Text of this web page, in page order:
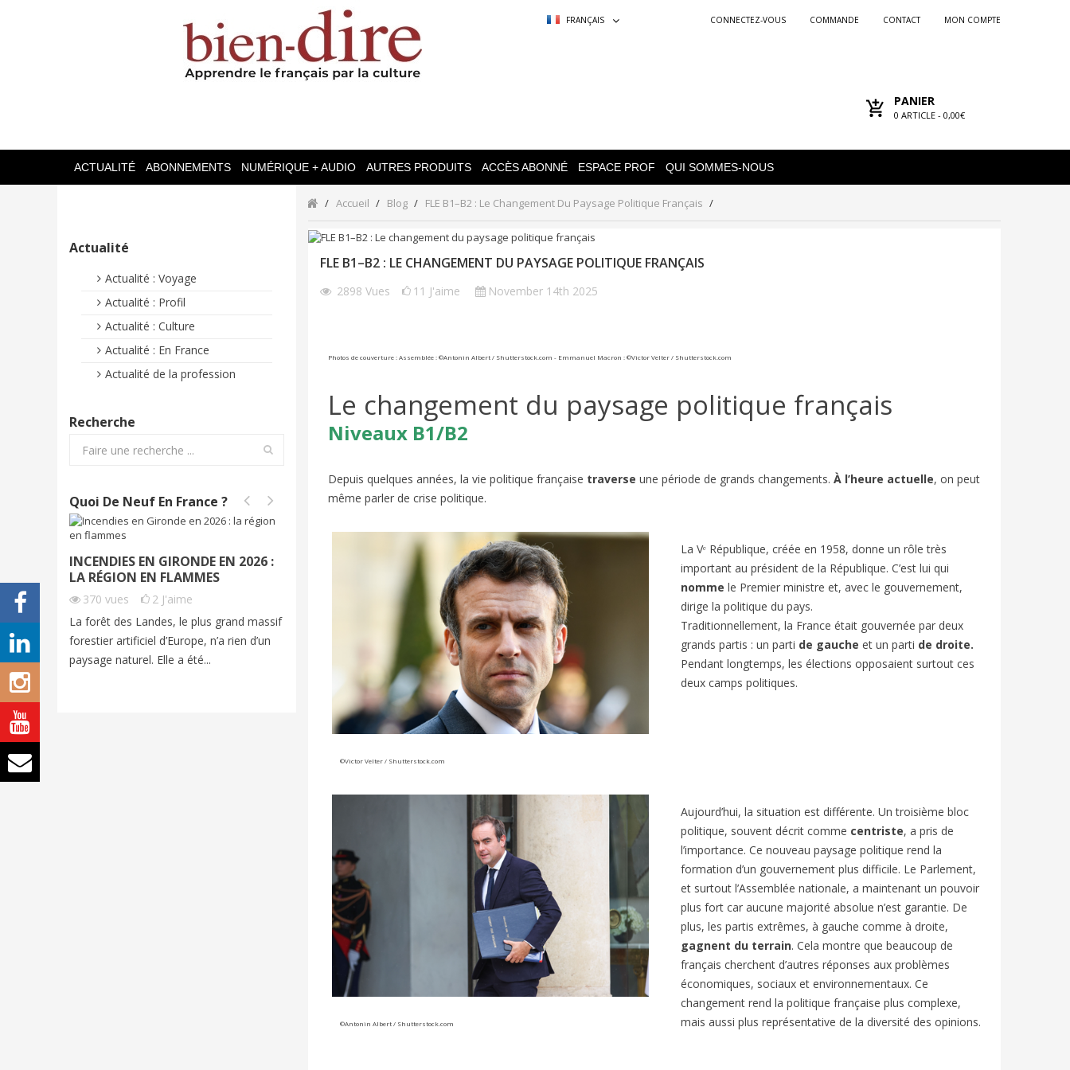
FRANÇAIS MON COMPTE
CONTACT
COMMANDE
CONNECTEZ-VOUS
PANIER
0 ARTICLE - 0,00€
ACTUALITÉ ABONNEMENTS NUMÉRIQUE + AUDIO AUTRES PRODUITS ACCÈS ABONNÉ ESPACE PROF QUI SOMMES-NOUS
Actualité
Actualité : Voyage
Actualité : Profil
Actualité : Culture
Actualité : En France
Actualité de la profession
Recherche
Quoi De Neuf En France ?
INCENDIES EN GIRONDE EN 2026 :
LA RÉGION EN FLAMMES
370 vues 2 J'aime
La forêt des Landes, le plus grand massif
forestier artificiel d’Europe, n’a rien d’un
paysage naturel. Elle a été...
INCENDIE DE FONTAINEBLEAU EN
2026 | FRANÇAIS B2/C1
J'aime
Cet été, la France subit des incendies
exceptionnels. Quand on pense aux
grands feux de forêt en France, on
BORMES-LES-MIMOSAS, VILLAGE
PRÉFÉRÉ DES FRANÇAIS 2026 | FLE
A2/B1
337
Connaissez-vous l’émission de télévision
‘Le Village Préféré des Français’ ? Elle est
animée par Stéphane Bern....
VACANCES D’ÉTÉ EN FRANCE : FLE
A2/B1 | BIEN-DIRE
J'aime
En France, le mois de juillet marque le
début des « grandes vacances » ou «
vacances d’été ».
Accueil Blog FLE B1–B2 : Le Changement Du Paysage Politique Français
FLE B1–B2 : LE CHANGEMENT DU PAYSAGE POLITIQUE FRANÇAIS
2898 Vues 11 J'aime November 14th 2025
Photos de couverture : Assemblée : ©Antonin Albert / Shutterstock.com - Emmanuel Macron :©Victor Velter / Shutterstock.com
Le changement du paysage politique français
Niveaux B1/B2
Depuis quelques années, la vie politique française traverse une période de grands changements. À l’heure actuelle, on peut
même parler de crise politique.
©Victor Velter / Shutterstock.com
La VᵉRépublique, créée en 1958, donne un rôle très
important au président de la République. C’est lui qui
nomme le Premier ministre et, avec le gouvernement,
dirige la politique du pays.
Traditionnellement, la France était gouvernée par deux
grands partis : un parti de gauche et un parti de droite.
Pendant longtemps, les élections opposaient surtout ces
deux camps politiques.
©Antonin Albert / Shutterstock.com
Aujourd’hui, la situation est différente. Un troisième bloc
politique, souvent décrit comme centriste, a pris de
l’importance. Ce nouveau paysage politique rend la
formation d’un gouvernement plus difficile. Le Parlement,
et surtout l’Assemblée nationale, a maintenant un pouvoir
plus fort car aucune majorité absolue n’est garantie. De
plus, les partis extrêmes, à gauche comme à droite,
gagnent du terrain. Cela montre que beaucoup de
français cherchent d’autres réponses aux problèmes
économiques, sociaux et environnementaux. Ce
changement rend la politique française plus complexe,
mais aussi plus représentative de la diversité des opinions.